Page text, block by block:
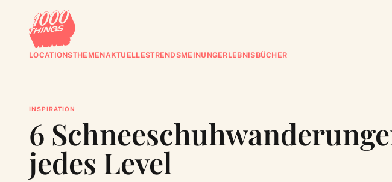
LOCATIONSTHEMENAKTUELLESTRENDSMEINUNGERLEBNISBÜCHER
INSPIRATION
6
jedes Level